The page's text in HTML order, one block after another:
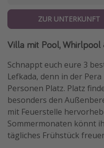
ZUR UNTERKUNFT
Villa mit Pool,
Schnappt euch eure 3
Lefkada, denn in der
Personen Platz. Platz
besonders den
mit Feuerstelle
Sommermonaten könnt
tägliches Frühstück